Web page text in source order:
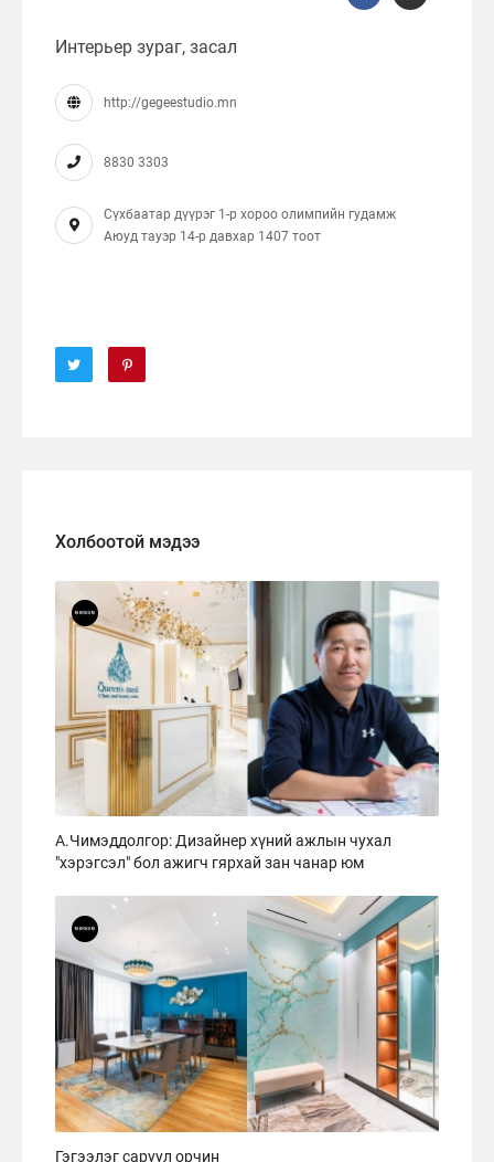
Интерьер зураг, засал
http://gegeestudio.mn
8830 3303
Сүхбаатар дүүрэг 1-р хороо олимпийн гудамж
Аюуд тауэр 14-р давхар 1407 тоот
Холбоотой мэдээ
А.Чимэддолгор: Дизайнер хүний ажлын чухал
"хэрэгсэл" бол ажигч гярхай зан чанар юм
Гэгээлэг саруул орчин